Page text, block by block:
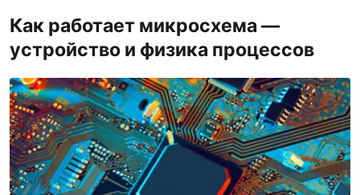
Как работает микросхема —
устройство и физика процессов